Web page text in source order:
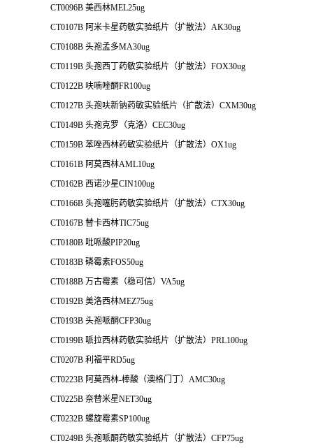
CT0096B 美西林MEL25ug
CT0107B 阿米卡星药敏实验纸片（扩散法）AK30ug
CT0108B 头孢孟多MA30ug
CT0119B 头孢西丁药敏实验纸片（扩散法）FOX30ug
CT0122B 呋喃唑酮FR100ug
CT0127B 头孢呋新钠药敏实验纸片（扩散法）CXM30ug
CT0149B 头孢克罗（克洛）CEC30ug
CT0159B 苯唑西林药敏实验纸片（扩散法）OX1ug
CT0161B 阿莫西林AML10ug
CT0162B 西诺沙星CIN100ug
CT0166B 头孢噻肟药敏实验纸片（扩散法）CTX30ug
CT0167B 替卡西林TIC75ug
CT0180B 吡哌酸PIP20ug
CT0183B 磷霉素FOS50ug
CT0188B 万古霉素（稳可信）VA5ug
CT0192B 美洛西林MEZ75ug
CT0193B 头孢哌酮CFP30ug
CT0199B 哌拉西林药敏实验纸片（扩散法）PRL100ug
CT0207B 利福平RD5ug
CT0223B 阿莫西林-棒酸（澳格门丁）AMC30ug
CT0225B 奈替米星NET30ug
CT0232B 螺旋霉素SP100ug
CT0249B 头孢哌酮药敏实验纸片（扩散法）CFP75ug